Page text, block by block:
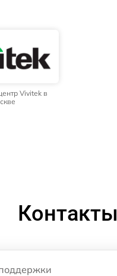
Vivitek в
Контакты